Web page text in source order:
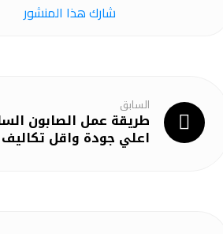
السابق
طريقة عمل الصابون
اعلي جودة واقل تكاليف